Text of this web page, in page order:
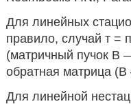
Для линейных
правило, случай т =
(матричный пучок В
обратная матрица
Для линейной